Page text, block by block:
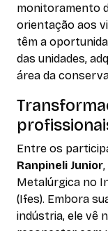
monitoramento
orientação aos
têm a
das unidades,
área da
Entre os
Ranpineli Junior
Metalúrgica no
(Ifes). Embora
indústria, ele vê